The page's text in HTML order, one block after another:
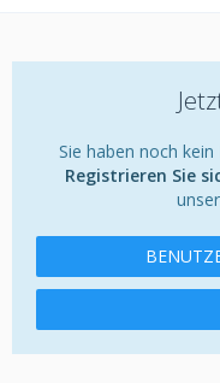
Sie haben noch
Registrieren Sie